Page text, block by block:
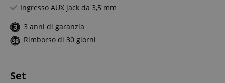
Ingresso AUX jack da 3,5 mm
3 anni di garanzia
Rimborso di 30 giorni
Set